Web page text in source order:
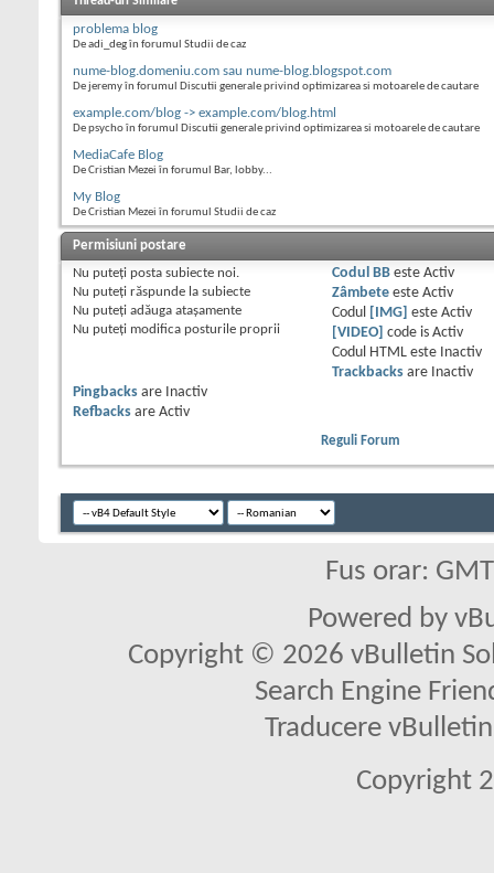
problema blog
De adi_deg în forumul Studii de caz
nume-blog.domeniu.com sau nume-blog.blogspot.com
De jeremy în forumul Discutii generale privind optimizarea si motoarele de cautare
example.com/blog -> example.com/blog.html
De psycho în forumul Discutii generale privind optimizarea si motoarele de cautare
MediaCafe Blog
De Cristian Mezei în forumul Bar, lobby...
My Blog
De Cristian Mezei în forumul Studii de caz
Permisiuni postare
Nu puteţi posta subiecte noi.
Nu puteţi răspunde la subiecte
Nu puteţi adăuga ataşamente
Nu puteţi modifica posturile proprii
Codul BBeste Activ
Zâmbeteeste Activ
Codul
[IMG] este Activ
[VIDEO]
code is Activ
Codul HTML este
Inactiv
Trackbacksare
Inactiv
Pingbacks are
Inactiv
Refbacks are Activ
Reguli Forum
Fus orar:
Powered by
Copyright © 2026 vBulletin
Search Engine
Traducere
Copyright